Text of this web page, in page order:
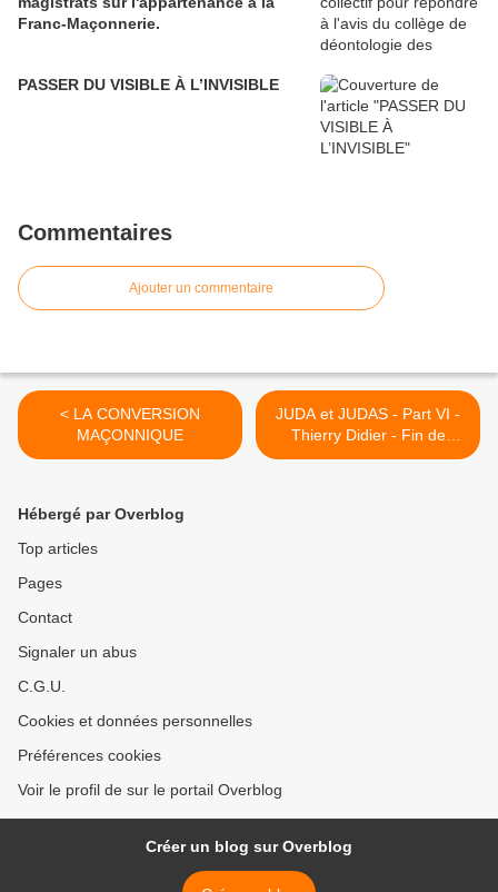
Franc-Maçonnerie.
PASSER DU VISIBLE À L’INVISIBLE
Commentaires
Ajouter un commentaire
< LA CONVERSION
MAÇONNIQUE
JUDA et JUDAS - Part VI -
Thierry Didier - Fin de
parcours... >
Hébergé par Overblog
Top articles
Pages
Contact
Signaler un abus
C.G.U.
Cookies et données personnelles
Préférences cookies
Voir le profil de sur le portail Overblog
Créer un blog sur Overblog